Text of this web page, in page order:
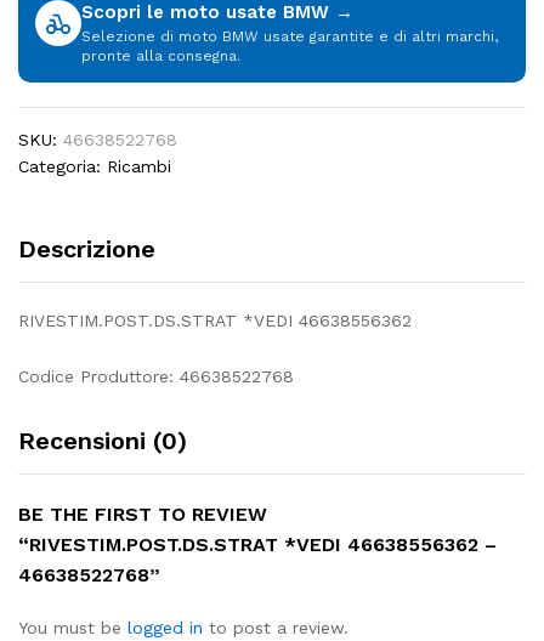
Scopri le moto usate BMW →
Selezione di moto BMW usate garantite e di altri marchi,
pronte alla consegna.
SKU: 46638522768
Categoria: Ricambi
Descrizione
RIVESTIM.POST.DS.STRAT *VEDI 46638556362
Codice Produttore: 46638522768
Recensioni (0)
BE THE FIRST TO REVIEW
“RIVESTIM.POST.DS.STRAT *VEDI 46638556362 –
46638522768”
You must be logged in to post a review.